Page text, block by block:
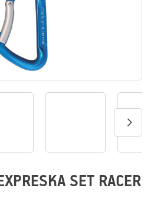
O
SET RACER